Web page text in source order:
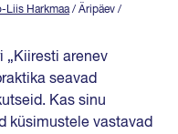
Liis Harkmaa / Äripäev /
„Kiiresti arenev
seavad
Kas sinu
küsimustele vastavad